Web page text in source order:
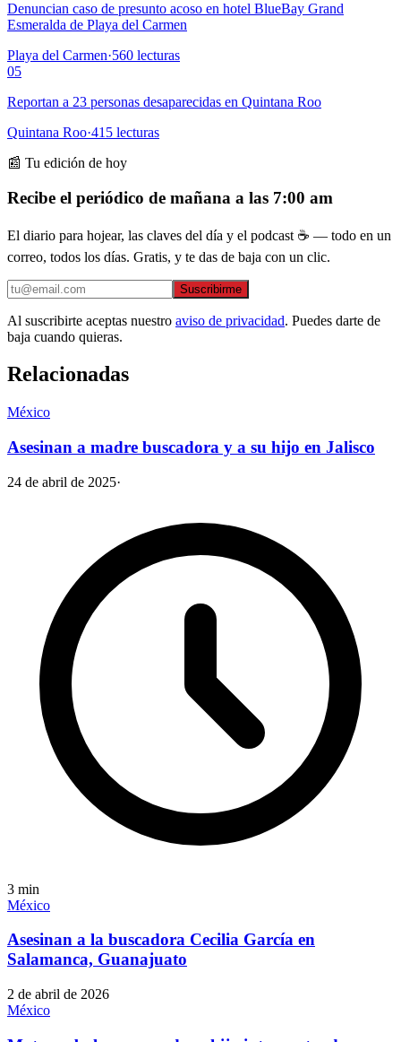
Denuncian caso de presunto acoso en hotel BlueBay Grand
Esmeralda de Playa del Carmen
Playa del Carmen·560 lecturas
05
Reportan a 23 personas desaparecidas en Quintana Roo
Quintana Roo·415 lecturas
📰 Tu edición de hoy
Recibe el periódico de mañana a las 7:00 am
El diario para hojear, las claves del día y el podcast ☕ — todo en un
correo, todos los días. Gratis, y te das de baja con un clic.
Suscribirme
Al suscribirte aceptas nuestro aviso de privacidad. Puedes darte de
baja cuando quieras.
Relacionadas
México
Asesinan a madre buscadora y a su hijo en Jalisco
24 de abril de 2025·
3 min
México
Asesinan a la buscadora Cecilia García en
Salamanca, Guanajuato
2 de abril de 2026
México